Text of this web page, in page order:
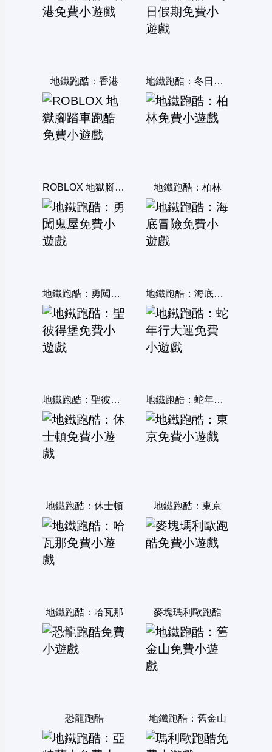
地鐵跑酷：香港 地鐵跑酷：冬日假期
ROBLOX 地獄腳踏車跑酷 地鐵跑酷：柏林
地鐵跑酷：勇闖鬼屋 地鐵跑酷：海底冒險
地鐵跑酷：聖彼得堡 地鐵跑酷：蛇年行大運
地鐵跑酷：休士頓 地鐵跑酷：東京
地鐵跑酷：哈瓦那 麥塊瑪利歐跑酷
恐龍跑酷 地鐵跑酷：舊金山